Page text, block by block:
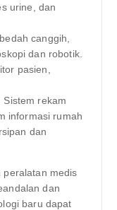
urine, dan
canggih,
dan robotik.
pasien,
Sistem rekam
informasi rumah
dan
peralatan medis
dan
baru dapat